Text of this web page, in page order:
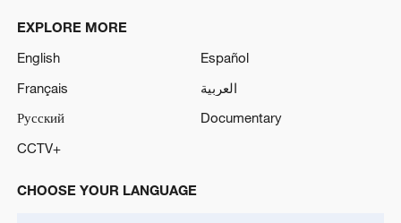
EXPLORE MORE
English
Español
Français
العربية
Русский
Documentary
CCTV+
CHOOSE YOUR LANGUAGE